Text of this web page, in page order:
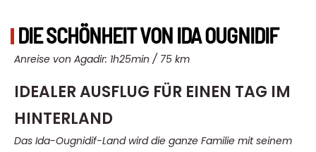
DIE SCHÖNHEIT VON IDA OUGNIDIF
Anreise von Agadir: 1h25min / 75 km
IDEALER AUSFLUG FÜR EINEN TAG IM
HINTERLAND
Das Ida-Ougnidif-Land wird die ganze Familie mit seinem